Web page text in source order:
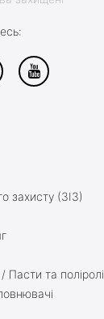
захисту (ЗІЗ)
Пасти та поліролі